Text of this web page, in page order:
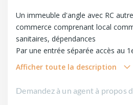
Un immeuble d'angle avec RC
commerce comprenant local
sanitaires, dépendances
Par une entrée séparée accès au
avec cuisine ouverte dans séjour,
un studio avec sanitaires
Au 2ème et dernier étage un niveau
Afficher toute la description
Demandez à un agent à propos